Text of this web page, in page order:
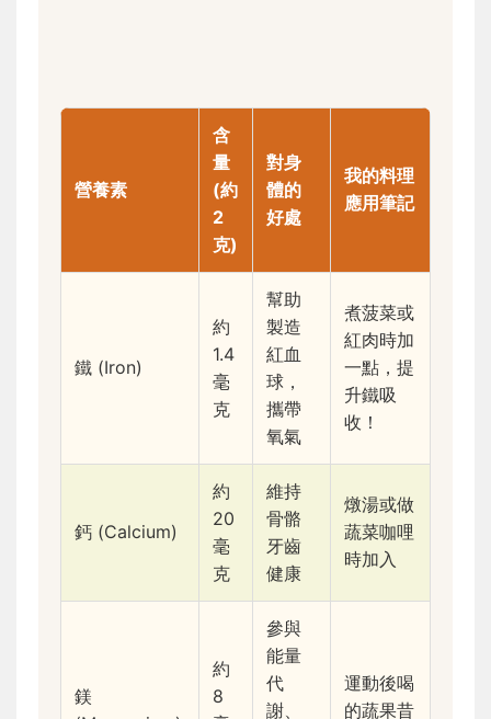
營養素
含
量
(約
2
克)
對身
體的
好處
我的料理
應用筆記
鐵 (Iron)
約
1.4
毫
克
幫助
製造
紅血
球，
攜帶
氧氣
煮菠菜或
紅肉時加
一點，提
升鐵吸
收！
鈣 (Calcium)
約
20
毫
克
維持
骨骼
牙齒
健康
燉湯或做
蔬菜咖哩
時加入
鎂
約
8
參與
能量
代
謝、
運動後喝
的蔬果昔